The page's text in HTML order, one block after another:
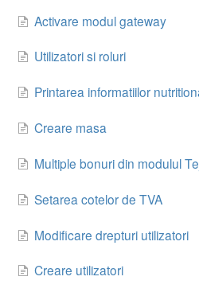
Activare modul gateway
Utilizatori si roluri
Printarea informatiilor
Creare masa
Multiple bonuri din modulul
Setarea cotelor de TVA
Modificare drepturi utilizatori
Creare utilizatori